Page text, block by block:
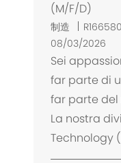
(M/F/D)
制造 R166580
08/03/2026
Sei
far parte di
far parte del
La nostra
Technology